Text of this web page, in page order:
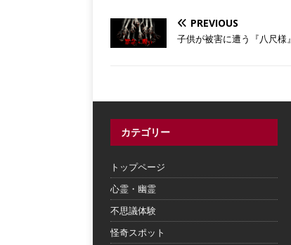
PREVIOUS
子供が被害に遭う『八尺様』
カテゴリー
トップページ
心霊・幽霊
不思議体験
怪奇スポット